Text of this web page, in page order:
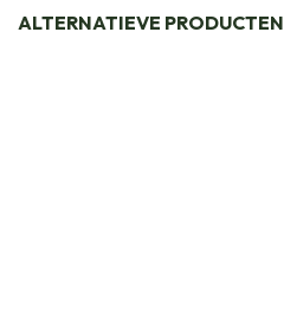
ALTERNATIEVE PRODUCTEN